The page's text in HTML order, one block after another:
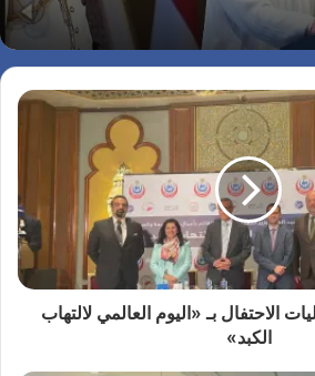
الاحتفال بـ «اليوم العالمي لالتهاب
الكبد»